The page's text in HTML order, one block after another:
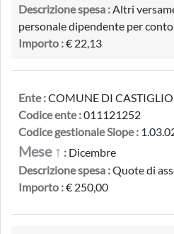
Descrizione spesa :Altri
personale dipendente per
Importo :€ 22,13
Ente :COMUNE DI
Codice ente :011121252
Codice gestionale Siope :
Mese ↑ : Dicembre
Descrizione spesa :Quote di
Importo :€ 250,00